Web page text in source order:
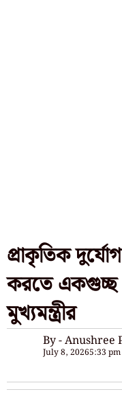
প্রাকৃতিক
করতে একগুচ্ছ
মুখ্যমন্ত্রীর
By - Anushree
July 8, 20265:33 pm